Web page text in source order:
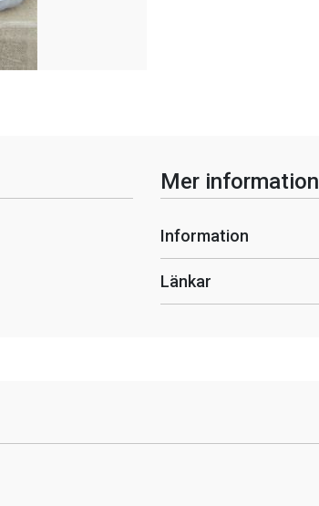
Mer information
Information
Länkar